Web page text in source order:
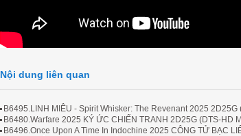
Nội dung liên quan
B6495.LINH MIÊU - Spirit Whisker: The Revenant 2025 2D25G
B6480.Warfare 2025 KÝ ỨC CHIẾN TRANH 2D25G (DTS-HD
B6496.Once Upon A Time In Indochine 2025 CÔNG TỬ BẠC